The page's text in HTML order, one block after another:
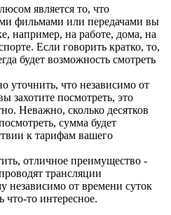
является то, что
фильмами или передачами вы
например, на работе, дома, на
Если говорить кратко, то,
будет возможность смотреть
уточнить, что независимо от
захотите посмотреть, это
Неважно, сколько десятков
сумма будет
к тарифам вашего
отличное преимущество -
трансляции
независимо от времени суток
что-то интересное.